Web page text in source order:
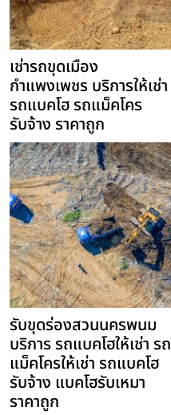
เช่ารถขุดเมือง
กำแพงเพชร บริการให้เช่า
รถแบคโฮ รถแม็คโคร
รับจ้าง ราคาถูก
รับขุดร่องสวนนครพนม
บริการ รถแบคโฮให้เช่า รถ
แม็คโครให้เช่า รถแบคโฮ
รับจ้าง แบคโฮรับเหมา
ราคาถูก